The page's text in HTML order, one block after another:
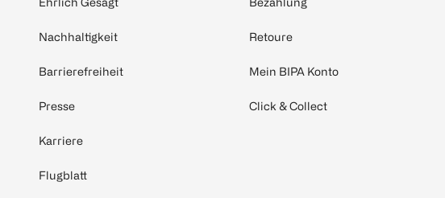
Nachhaltigkeit
Barrierefreiheit
Presse
Karriere
Flugblatt
Retoure
Mein BIPA Konto
Click & Collect